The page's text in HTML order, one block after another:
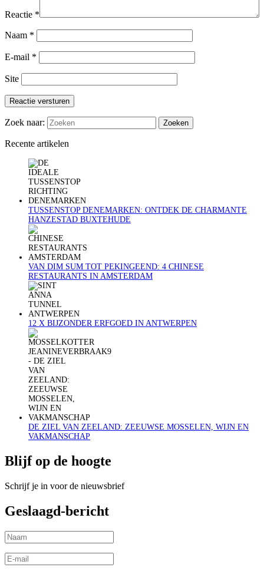
Reactie *
Naam *
E-mail *
Site
Reactie versturen
Zoek naar:
Recente artikelen
TUSSENSTOP DENEMARKEN: ONTDEK DE CHARMANTE
HANZESTAD BUXTEHUDE
VAN DIM SUM TOT PEKINGEEND: 4 CHINESE
RESTAURANTS IN AMSTERDAM
12 X BIJZONDER ERFGOED IN ANTWERPEN
DE ZIEL VAN ZEELAND: ZEEUWSE MOSSELEN, WIJN EN
VAKMANSCHAP
Blijf op de hoogte
Schrijf je in voor de nieuwsbrief
Geslaagd-bericht